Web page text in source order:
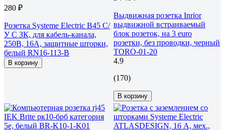
280 ₽
Розетка Systeme Electric В45 С/
У С ЗК, для кабель-канала,
250В, 16А, защитные шторки,
белый RN16-113-B
В корзину
Выдвижная розетка Inrior
выдвижной встраиваемый
блок розеток, на 3 euro
розетки, без проводки, черный
TORO-01-20
4.9
(170)
В корзину